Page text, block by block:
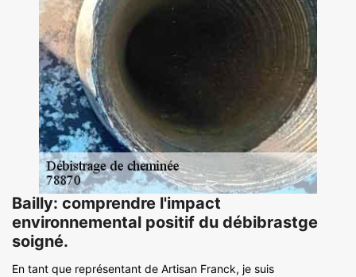
Bailly: comprendre l'impact
environnemental positif du débibrastge
soigné.
En tant que représentant de Artisan Franck, je suis